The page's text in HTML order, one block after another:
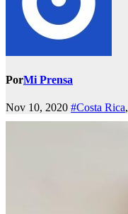
PorMi Prensa
Nov 10, 2020 #Costa Rica,